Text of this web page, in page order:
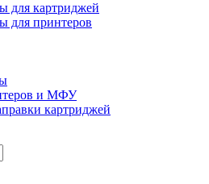
для картриджей
для принтеров
и МФУ
картриджей